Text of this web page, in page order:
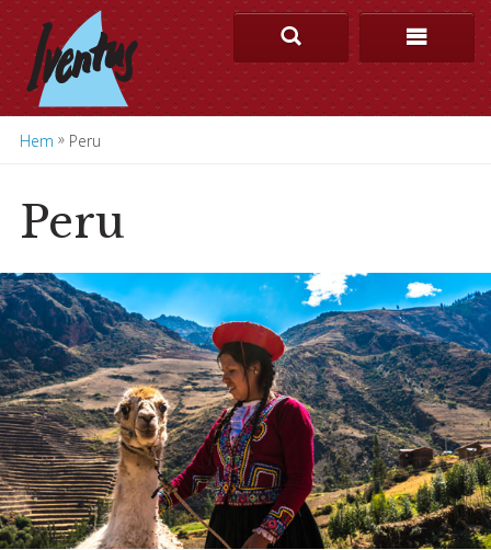
Hem » Peru
Peru